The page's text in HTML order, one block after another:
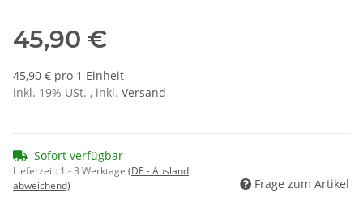
45,90 €
45,90 € pro 1 Einheit
inkl. 19% USt. , inkl. Versand
Sofort verfügbar
Lieferzeit: 1 - 3 Werktage (DE - Ausland
abweichend)
Frage zum Artikel